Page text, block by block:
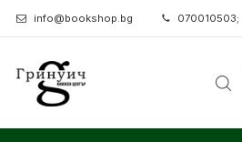
info@bookshop.bg